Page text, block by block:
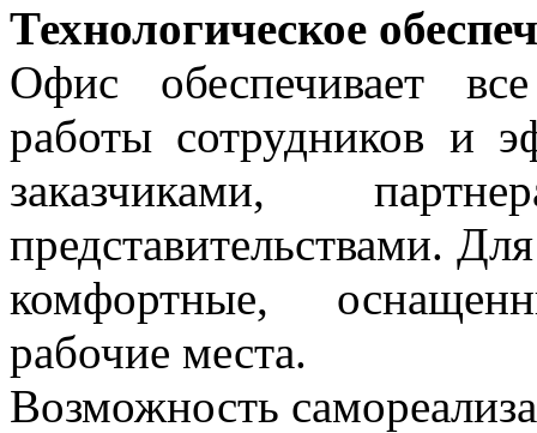
Технологическое
Офис обеспечивает
работы сотрудников и
заказчиками,
представительствами.
комфортные,
рабочие места.
Возможность